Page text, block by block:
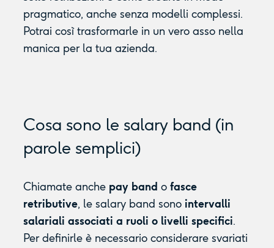
pragmatico, anche senza modelli complessi.
Potrai così trasformarle in un vero asso nella
manica per la tua azienda.
Cosa sono le salary band (in
parole semplici)
Chiamate anche pay band o fasce
retributive, le salary band sono intervalli
salariali associati a ruoli o livelli specifici.
Per definirle è necessario considerare svariati